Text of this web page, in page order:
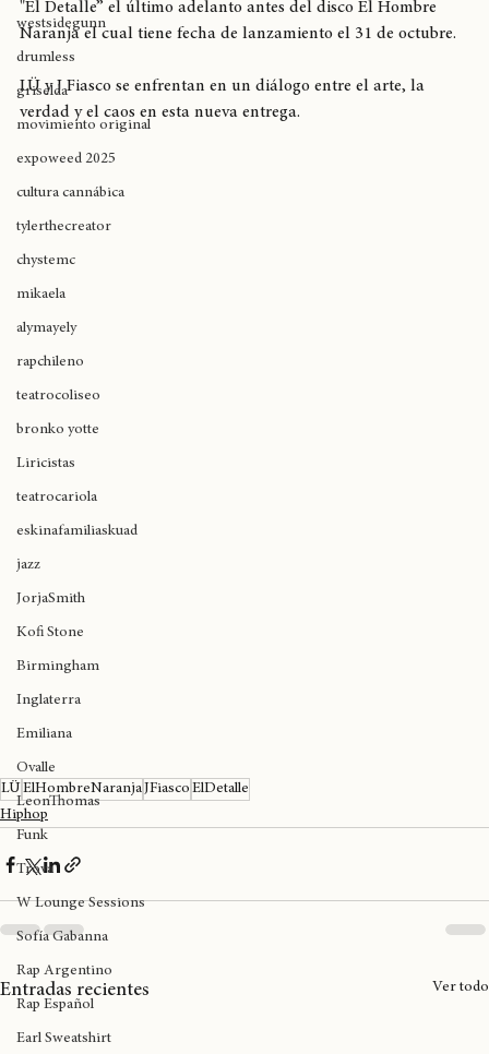
rapsessions
westsidegunn
drumless
griselda
movimiento original
expoweed 2025
cultura cannábica
tylerthecreator
chystemc
mikaela
alymayely
rapchileno
teatrocoliseo
bronko yotte
teatrocariola
eskinafamiliaskuad
jazz
JorjaSmith
Kofi Stone
Birmingham
Inglaterra
Emiliana
Ovalle
LeonThomas
Funk
Trova
W Lounge Sessions
Sofía Gabanna
Rap Argentino
Rap Español
"El Detalle” el último adelanto antes del disco El Hombre
Naranja el cual tiene fecha de lanzamiento el 31 de octubre.
LÜ y J Fiasco se enfrentan en un diálogo entre el arte, la
verdad y el caos en esta nueva entrega.
LÜ ElHombreNaranja
Hiphop
Entradas recientes